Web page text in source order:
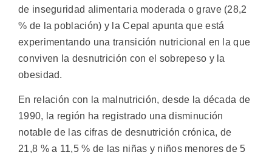
de inseguridad alimentaria moderada o grave (28,2
% de la población) y la Cepal apunta que está
experimentando una transición nutricional en la que
conviven la desnutrición con el sobrepeso y la
obesidad.
En relación con la malnutrición, desde la década de
1990, la región ha registrado una disminución
notable de las cifras de desnutrición crónica, de
21,8 % a 11,5 % de las niñas y niños menores de 5